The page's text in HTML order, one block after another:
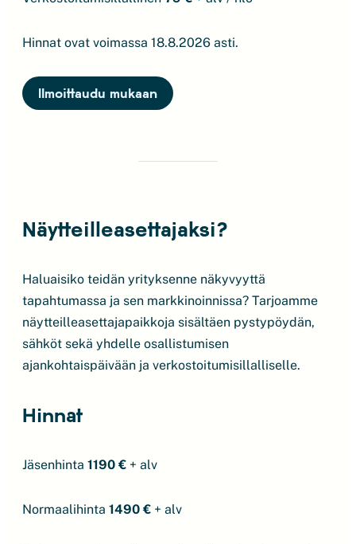
Hinnat ovat voimassa 18.8.2026 asti.
Ilmoittaudu mukaan
Näytteilleasettajaksi?
Haluaisiko teidän yrityksenne näkyvyyttä
tapahtumassa ja sen markkinoinnissa? Tarjoamme
näytteilleasettajapaikkoja sisältäen pystypöydän,
sähköt sekä yhdelle osallistumisen
ajankohtaispäivään ja verkostoitumisillalliselle.
Hinnat
Jäsenhinta 1190 € + alv
Normaalihinta 1490 € + alv